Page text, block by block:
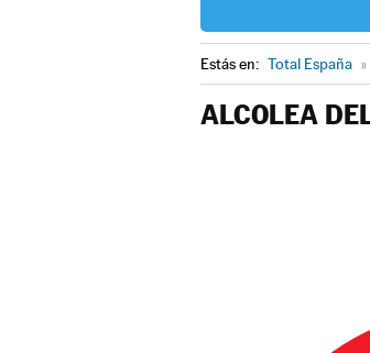
Estás en: Total España »
ALCOLEA